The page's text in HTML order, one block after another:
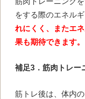
をする際のエネル
れにくく、またエ
果も期待できます。
補足3． 筋肉トレー
筋トレ後は、体内